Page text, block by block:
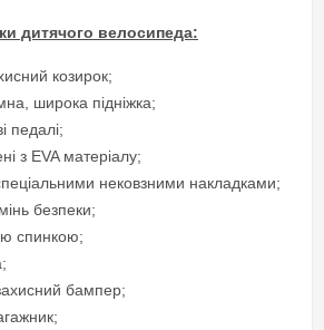
дитячого велосипеда:
козирок;
широка підніжка;
педалі;
з EVA матеріалу;
нековзними накладками;
безпеки;
спинкою;
бампер;